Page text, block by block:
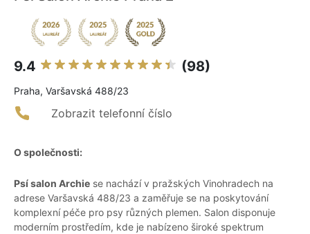
9.4 (98)
Praha, Varšavská 488/23
Zobrazit telefonní číslo
O společnosti:
Psí salon Archie se nachází v pražských Vinohradech na
adrese Varšavská 488/23 a zaměřuje se na poskytování
komplexní péče pro psy různých plemen. Salon disponuje
moderním prostředím, kde je nabízeno široké spektrum